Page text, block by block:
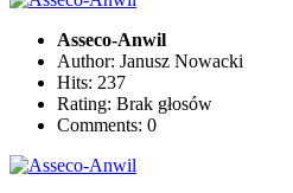
Asseco-Anwil
Author: Janusz Nowacki
Hits: 237
Rating: Brak głosów
Comments: 0